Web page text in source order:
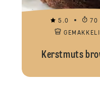
5.0
70
Kerstmuts